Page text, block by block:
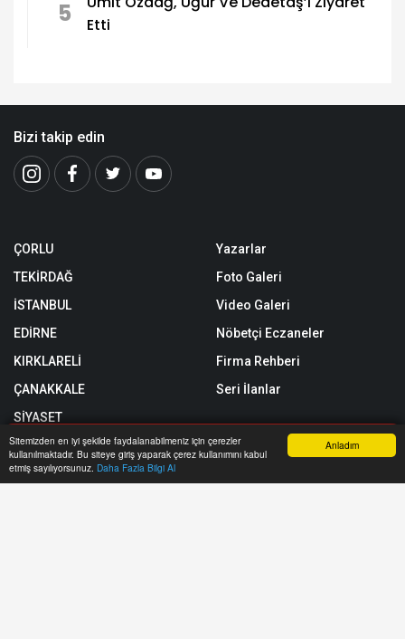
Anladım
Sitemizden en iyi şekilde faydalanabilmeniz için çerezler
kullanılmaktadır. Bu siteye giriş yaparak çerez kullanımını kabul
etmiş sayılıyorsunuz. Daha Fazla Bilgi Al
5
Etti
Bizi takip edin
ÇORLU
TEKİRDAĞ
İSTANBUL
EDİRNE
KIRKLARELİ
ÇANAKKALE
SİYASET
SPOR
TEKNOLOJİ
Yazarlar
Foto Galeri
Video Galeri
Nöbetçi Eczaneler
Firma Rehberi
Seri İlanlar
Anasayfa Yazarlar Haber Ara İhbar Hattı Menu